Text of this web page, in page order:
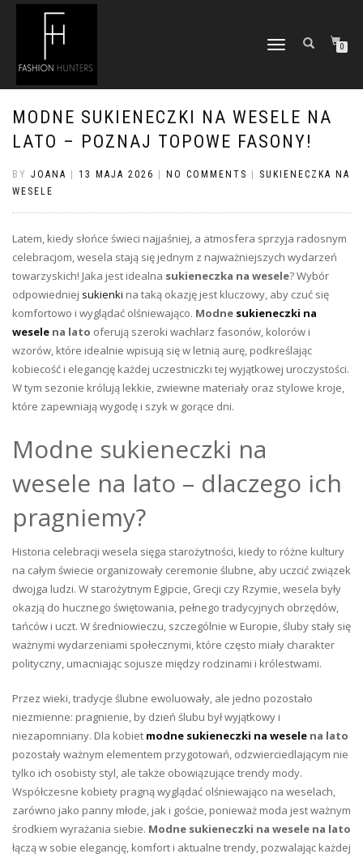
TOGGLE
0
MODNE SUKIENECZKI NA WESELE NA
LATO – POZNAJ TOPOWE FASONY!
BY JOANA 13 MAJA 2026 NO COMMENTS
SUKIENECZKA NA
WESELE
Latem, kiedy słońce świeci najjaśniej, a atmosfera sprzyja radosnym
celebracjom, wesela stają się jednym z najważniejszych wydarzeń
towarzyskich! Jaka jest idealna sukieneczka na wesele? Wybór
odpowiedniej sukienki na taką okazję jest kluczowy, aby czuć się
komfortowo i wyglądać olśniewająco. Modne sukieneczki na
wesele na lato oferują szeroki wachlarz fasonów, kolorów i
wzorów, które idealnie wpisują się w letnią aurę, podkreślając
kobiecość i elegancję każdej uczestniczki tej wyjątkowej uroczystości.
W tym sezonie królują lekkie, zwiewne materiały oraz stylowe kroje,
które zapewniają wygodę i szyk w gorące dni.
Modne sukieneczki na
wesele na lato – dlaczego ich
pragniemy?
Historia celebracji wesela sięga starożytności, kiedy to różne kultury
na całym świecie organizowały ceremonie ślubne, aby uczcić związek
dwojga ludzi. W starożytnym Egipcie, Grecji czy Rzymie, wesela były
okazją do hucznego świętowania, pełnego tradycyjnych obrzędów,
tańców i uczt. W średniowieczu, szczególnie w Europie, śluby stały się
ważnymi wydarzeniami społecznymi, które często miały charakter
polityczny, umacniając sojusze między rodzinami i królestwami.
Przez wieki, tradycje ślubne ewoluowały, ale jedno pozostało
niezmienne: pragnienie, by dzień ślubu był wyjątkowy i
niezapomniany. Dla kobiet modne sukieneczki na wesele na lato
pozostały ważnym elementem przygotowań, odzwierciedlającym nie
tylko ich osobisty styl, ale także obowiązujące trendy mody.
Współczesne kobiety pragną wyglądać olśniewająco na weselach,
zarówno jako panny młode, jak i goście, ponieważ moda jest ważnym
środkiem wyrażania siebie. Modne sukieneczki na wesele na lato
łączą w sobie elegancję, komfort i aktualne trendy, pozwalając każdej